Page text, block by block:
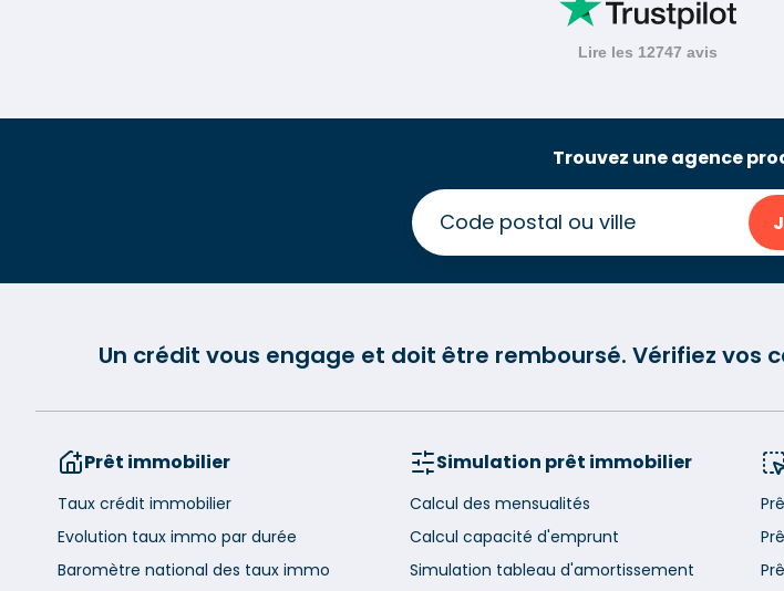
Trouvez une agence
Un crédit vous engage et doit être remboursé. Vérifiez
Prêt immobilier
Taux crédit immobilier
Evolution taux immo par durée
Baromètre national des taux immo
Simulation prêt immobilier
Calcul des mensualités
Calcul capacité d'emprunt
Simulation tableau d'amortissement